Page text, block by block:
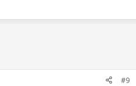
#9